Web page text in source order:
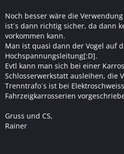
Noch besser wäre die
ist´s dann richtig sicher, da dann
vorkommen kann.
Man ist quasi dann der Vogel auf
Hochspannungsleitung[:D].
Evtl kann man sich bei einer
Schlosserwerkstatt ausleihen, die
Trenntrafo´s ist bei
Fahrzeigkarrosserien
Gruss und CS,
Rainer